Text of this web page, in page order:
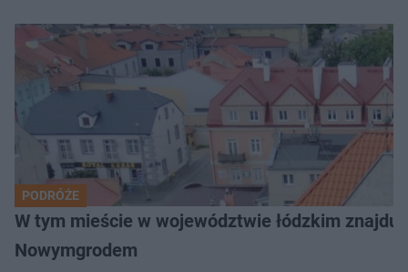
PODRÓŻE
W tym mieście w województwie łódzkim
Nowymgrodem